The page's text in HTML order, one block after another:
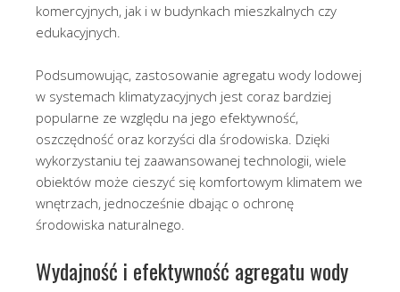
komercyjnych, jak i w budynkach mieszkalnych czy
edukacyjnych.
Podsumowując, zastosowanie agregatu wody lodowej
w systemach klimatyzacyjnych jest coraz bardziej
popularne ze względu na jego efektywność,
oszczędność oraz korzyści dla środowiska. Dzięki
wykorzystaniu tej zaawansowanej technologii, wiele
obiektów może cieszyć się komfortowym klimatem we
wnętrzach, jednocześnie dbając o ochronę
środowiska naturalnego.
Wydajność i efektywność agregatu wody